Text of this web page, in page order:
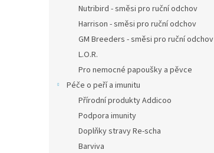
Nutribird - směsi pro ruční odchov
Harrison - směsi pro ruční odchov
GM Breeders - směsi pro ruční odchov
L.O.R.
Pro nemocné papoušky a pěvce
Péče o peří a imunitu
Přírodní produkty Addicoo
Podpora imunity
Doplňky stravy Re-scha
Barviva